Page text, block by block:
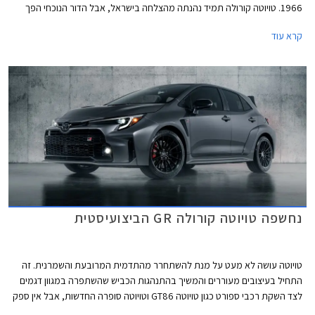
1966. טויוטה קורולה תמיד נהנתה מהצלחה בישראל, אבל הדור הנוכחי הפך
דגמי טויוטה קורולה בישראל, ובעיקר בשל יחידת הנעה היברידית שהוצעה
השימוש למקבלי רכב צמוד ממקום העבודה. בשלהי השנה שעברה עברה
קורולה עדכון קל שהעניק לה מערכת מולטימדיה חדשה, אך הפעם מדובר
בעדכון מקיף ומשמעותי יותר.
קרא עוד
נחשפה טויוטה קורולה GR הביצועיסטית
טויוטה עושה לא מעט על מנת להשתחרר מהתדמית המרובעת והשמרנית. זה
התחיל בעיצובים מעוררים והמשיך בהתנהגות הכביש שהשתפרה במגוון דגמים
לצד השקת רכבי ספורט כגון טויוטה GT86 וטויוטה סופרה החדשות, אבל אין ספק